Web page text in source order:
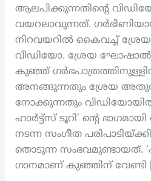
ആലപിക്കുന്നതിന്റെ
വയറലാവുന്നത്.
നിറവയറിൽ കൈവച്ച്
വീഡിയോ. ശ്രേയ ഘോഷാൽ
കുഞ്ഞ്
അനങ്ങുന്നതും ശ്രേയ
നോക്കുന്നതും
ഹാർട്ട്സ് ടൂറി’ ന്റെ
നടന്ന സംഗീത
തൊടുന്ന സംഭവമുണ്ടായത്.
ഗാനമാണ് കുഞ്ഞിന് വേണ്ടി